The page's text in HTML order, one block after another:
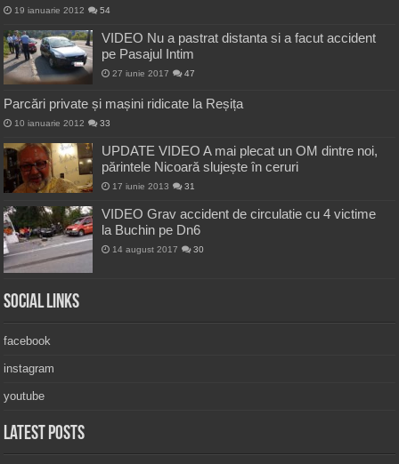
19 ianuarie 2012 54
VIDEO Nu a pastrat distanta si a facut accident
pe Pasajul Intim
27 iunie 2017 47
Parcări private și mașini ridicate la Reșița
10 ianuarie 2012 33
UPDATE VIDEO A mai plecat un OM dintre noi,
părintele Nicoară slujește în ceruri
17 iunie 2013 31
VIDEO Grav accident de circulatie cu 4 victime
la Buchin pe Dn6
14 august 2017 30
Social Links
facebook
instagram
youtube
Latest Posts